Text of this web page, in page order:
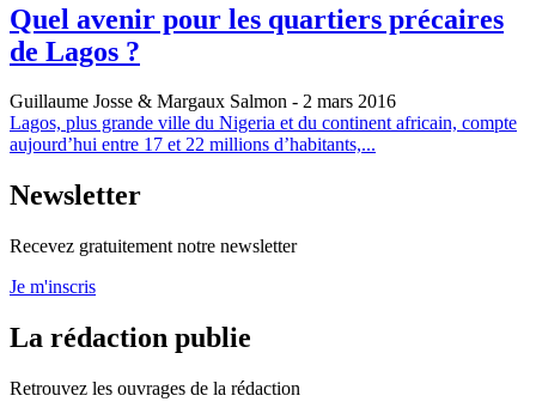
Quel avenir pour les quartiers précaires
de Lagos ?
Guillaume Josse & Margaux Salmon - 2 mars 2016
Lagos, plus grande ville du Nigeria et du continent africain, compte
aujourd’hui entre 17 et 22 millions d’habitants,...
Newsletter
Recevez gratuitement notre newsletter
Je m'inscris
La rédaction publie
Retrouvez les ouvrages de la rédaction